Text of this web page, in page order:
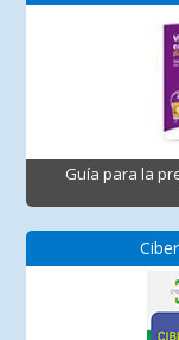
Guía para la